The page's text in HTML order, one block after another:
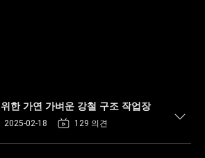
한 가연 가벼운 강철 구조 작업장
2025-02-18 129 의견